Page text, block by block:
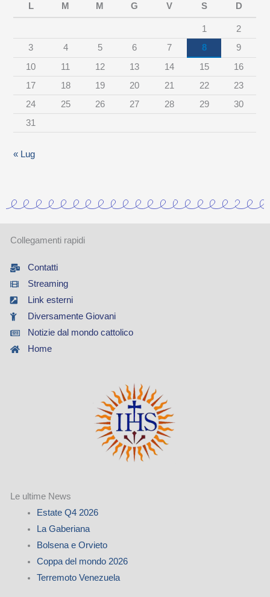
r
c
i
L M M G V S D
1
2
3
4 5 6 7 8
9
10
11 12 13 14 15
16
17
18 19 20 21 22
23
24
25 26 27 28 29
30
31
« Lug
Collegamenti rapidi
Contatti
Streaming
Link esterni
Diversamente Giovani
Notizie dal mondo cattolico
Home
Le ultime News
Estate Q4 2026
La Gaberiana
Bolsena e Orvieto
Coppa del mondo 2026
Terremoto Venezuela